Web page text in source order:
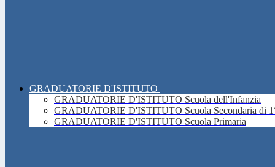
GRADUATORIE D'ISTITUTO
GRADUATORIE D'ISTITUTO Scuola dell'Infanzia
GRADUATORIE D'ISTITUTO Scuola Secondaria di
GRADUATORIE D'ISTITUTO Scuola Primaria